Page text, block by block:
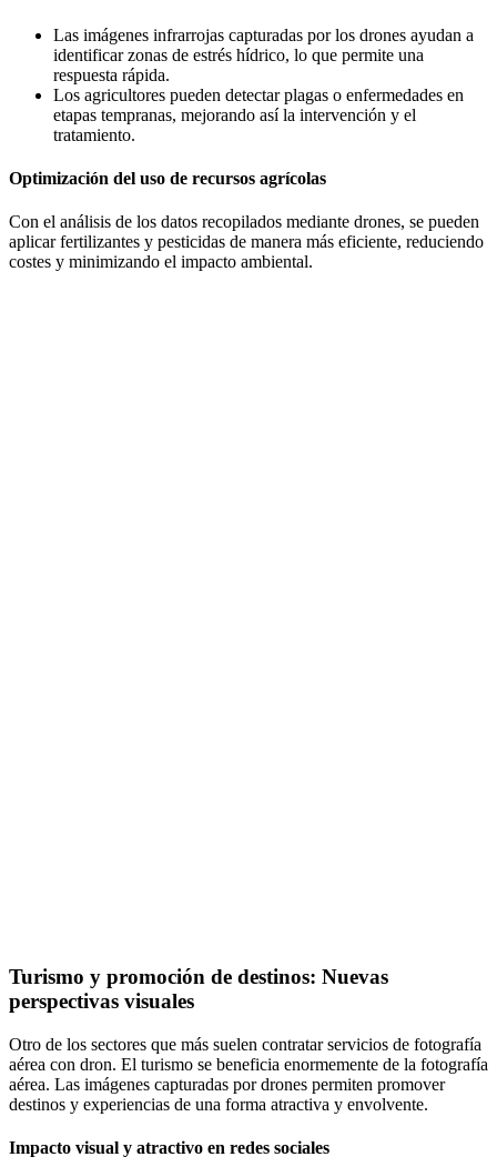
Las imágenes infrarrojas capturadas por los drones ayudan a
identificar zonas de estrés hídrico, lo que permite una
respuesta rápida.
Los agricultores pueden detectar plagas o enfermedades en
etapas tempranas, mejorando así la intervención y el
tratamiento.
Optimización del uso de recursos agrícolas
Con el análisis de los datos recopilados mediante drones, se pueden
aplicar fertilizantes y pesticidas de manera más eficiente, reduciendo
costes y minimizando el impacto ambiental.
Turismo y promoción de destinos: Nuevas
perspectivas visuales
Otro de los sectores que más suelen contratar servicios de fotografía
aérea con dron. El turismo se beneficia enormemente de la fotografía
aérea. Las imágenes capturadas por drones permiten promover
destinos y experiencias de una forma atractiva y envolvente.
Impacto visual y atractivo en redes sociales